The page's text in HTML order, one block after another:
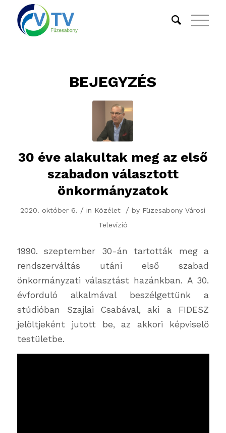
BEJEGYZÉS
30 éve alakultak meg az első
szabadon választott
önkormányzatok
2020. október 6. / in Közélet / by Füzesabony Városi
Televízió
1990. szeptember 30-án tartották meg a
rendszerváltás utáni első szabad
önkormányzati választást hazánkban. A 30.
évforduló alkalmával beszélgettünk a
stúdióban Szajlai Csabával, aki a FIDESZ
jelöltjeként jutott be, az akkori képviselő
testületbe.